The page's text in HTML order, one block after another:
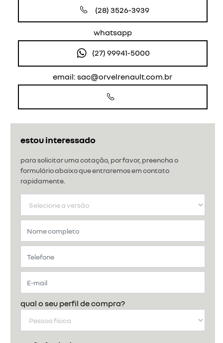
estou interessado
para solicitar uma cotação, por favor, preencha o
formulário abaixo que entraremos em contato
rapidamente.
qual o seu perfil de compra?
(28) 3526-3939
whatsapp
(27) 99941-5000
email: sac@orvelrenault.com.br